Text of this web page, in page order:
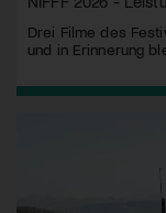
Drei Filme des
und in Erinnerung